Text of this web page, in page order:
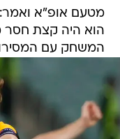
מטעם אופ"א ואמר:
הוא היה קצת חסר
המשחק עם